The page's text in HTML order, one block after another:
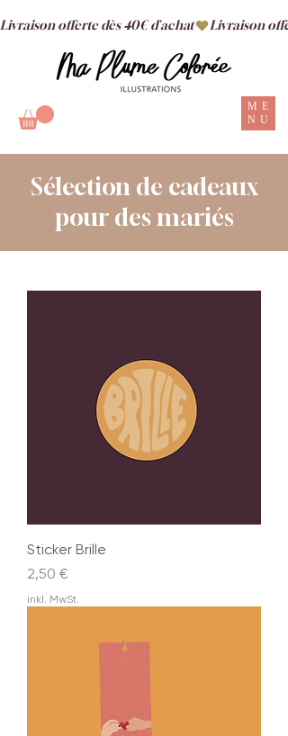
ME
NU
Livraison offerte dès 40€ d'achat
Sélection de cadeaux
pour des mariés
Sticker Brille
Preis
2,50 €
inkl. MwSt.